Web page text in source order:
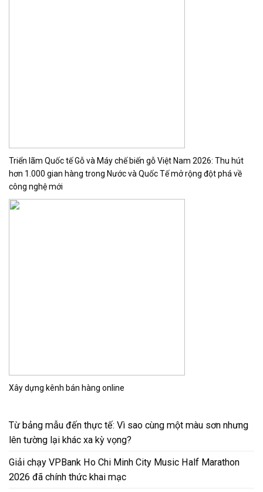
Triển lãm Quốc tế Gỗ và Máy chế biến gỗ Việt Nam 2026: Thu hút
hơn 1.000 gian hàng trong Nước và Quốc Tế mở rộng đột phá về
công nghệ mới
Xây dựng kênh bán hàng online
Từ bảng mẫu đến thực tế: Vì sao cùng một màu sơn nhưng
lên tường lại khác xa kỳ vọng?
Giải chạy VPBank Ho Chi Minh City Music Half Marathon
2026 đã chính thức khai mạc